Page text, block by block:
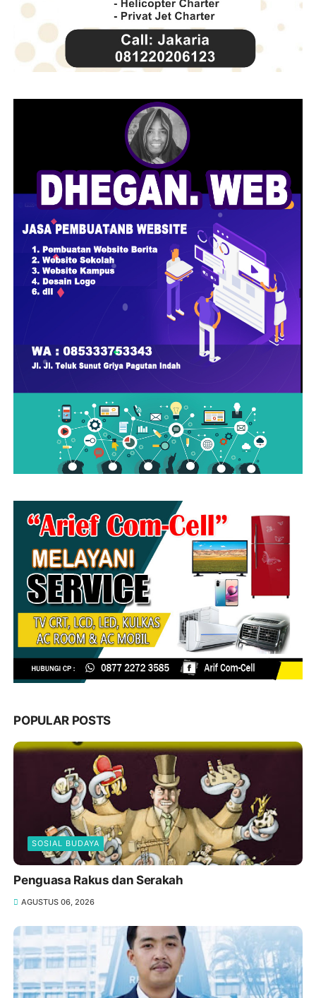
POPULAR POSTS
SOSIAL BUDAYA
Penguasa Rakus dan Serakah
AGUSTUS 06, 2026